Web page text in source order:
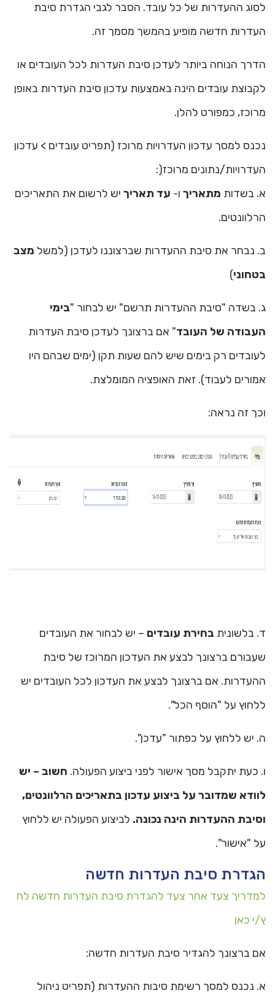
לסוג ההעדרות של כל עובד. הסבר לגבי הגדרת סיבת
העדרות חדשה מופיע בהמשך מסמך זה.
הדרך הנוחה ביותר לעדכן סיבת העדרות לכל העובדים או
לקבוצת עובדים הינה באמצעות עדכון סיבת העדרות באופן
מרוכז, כמפורט להלן.
נכנס למסך עדכון העדרויות מרוכז (תפריט עובדים > עדכון
העדרויות/נתונים מרוכז(:
א. בשדות מתאריך ו- עד תאריך יש לרשום את התאריכים
הרלוונטים.
ב. נבחר את סיבת ההעדרות שברצוננו לעדכן (למשל מצב
בטחוני)
ג. בשדה "סיבת ההעדרות תרשם" יש לבחור "בימי
העבודה של העובד" אם ברצונך לעדכן סיבת העדרות
לעובדים רק בימים שיש להם שעות תקן (ימים שבהם היו
אמורים לעבוד). זאת האופציה המומלצת.
וכך זה נראה:
ד. בלשונית בחירת עובדים – יש לבחור את העובדים
שעבורם ברצונך לבצע את העדכון המרוכז של סיבת
ההעדרות. אם ברצונך לבצע את העדכון לכל העובדים יש
ללחוץ על "הוסף הכל".
ה. יש ללחוץ על כפתור "עדכן".
ו. כעת יתקבל מסך אישור לפני ביצוע הפעולה. חשוב – יש
לוודא שמדובר על ביצוע עדכון בתאריכים הרלוונטים,
וסיבת ההעדרות הינה נכונה. לביצוע הפעולה יש ללחוץ
על "אישור".
הגדרת סיבת העדרות חדשה
למדריך צעד אחר צעד להגדרת סיבת העדרות חדשה לח
ץ/י כאן
אם ברצונך להגדיר סיבת העדרות חדשה:
א. נכנס למסך רשימת סיבות ההעדרות (תפריט ניהול